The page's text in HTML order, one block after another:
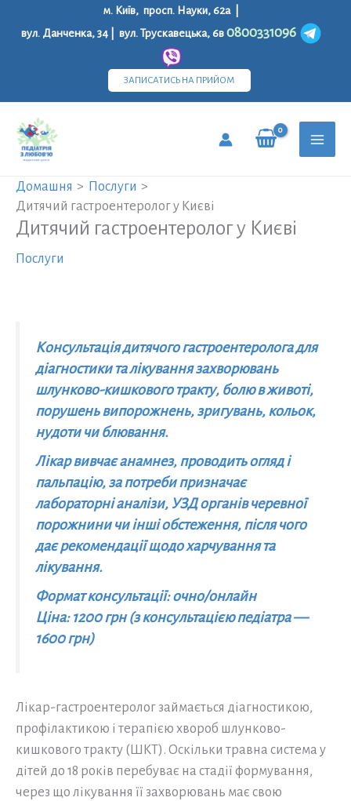
м. Київ, просп. Науки, 62а |
вул. Данченка, 34 | вул. Трускавецька, 6в 0800331096
ЗАПИСАТИСЬ НА ПРИЙОМ
Домашня
Послуги
Дитячий гастроентеролог у Києві
Дитячий гастроентеролог у Києві
Послуги
Консультація дитячого гастроентеролога для
діагностики та лікування захворювань
шлунково-кишкового тракту, болю в животі,
порушень випорожнень, зригувань, кольок,
нудоти чи блювання.
Лікар вивчає анамнез, проводить огляд і
пальпацію, за потреби призначає
лабораторні аналізи, УЗД органів черевної
порожнини чи інші обстеження, після чого
дає рекомендації щодо харчування та
лікування.
Формат консультації: очно/онлайн
Ціна: 1200 грн (з консультацією педіатра —
1600 грн)
Лікар-гастроентеролог займається діагностикою,
профілактикою і терапією хвороб шлунково-
кишкового тракту (ШКТ). Оскільки травна система у
дітей до 18 років перебуває на стадії формування,
через що лікування її захворювань має свою